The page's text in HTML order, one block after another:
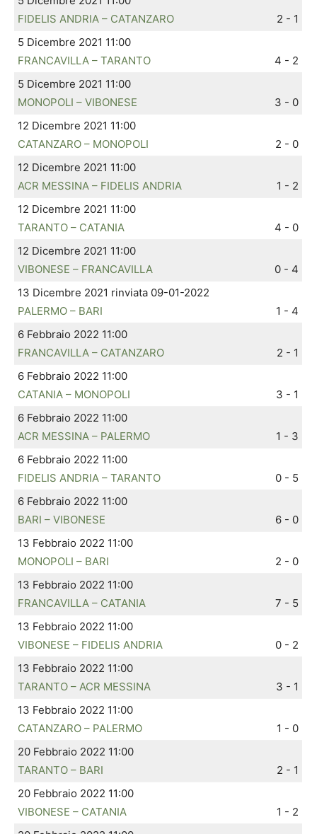
FIDELIS ANDRIA – CATANZARO
2 - 1
5 Dicembre 2021 11:00
FRANCAVILLA – TARANTO
4 - 2
5 Dicembre 2021 11:00
MONOPOLI – VIBONESE
3 - 0
12 Dicembre 2021 11:00
CATANZARO – MONOPOLI
2 - 0
12 Dicembre 2021 11:00
ACR MESSINA – FIDELIS ANDRIA
1 - 2
12 Dicembre 2021 11:00
TARANTO – CATANIA
4 - 0
12 Dicembre 2021 11:00
VIBONESE – FRANCAVILLA
0 - 4
13 Dicembre 2021 rinviata 09-01-2022
PALERMO – BARI
1 - 4
6 Febbraio 2022 11:00
FRANCAVILLA – CATANZARO
2 - 1
6 Febbraio 2022 11:00
CATANIA – MONOPOLI
3 - 1
6 Febbraio 2022 11:00
ACR MESSINA – PALERMO
1 - 3
6 Febbraio 2022 11:00
FIDELIS ANDRIA – TARANTO
0 - 5
6 Febbraio 2022 11:00
BARI – VIBONESE
6 - 0
13 Febbraio 2022 11:00
MONOPOLI – BARI
2 - 0
13 Febbraio 2022 11:00
FRANCAVILLA – CATANIA
7 - 5
13 Febbraio 2022 11:00
VIBONESE – FIDELIS ANDRIA
0 - 2
13 Febbraio 2022 11:00
TARANTO – ACR MESSINA
3 - 1
13 Febbraio 2022 11:00
CATANZARO – PALERMO
1 - 0
20 Febbraio 2022 11:00
TARANTO – BARI
2 - 1
20 Febbraio 2022 11:00
VIBONESE – CATANIA
1 - 2